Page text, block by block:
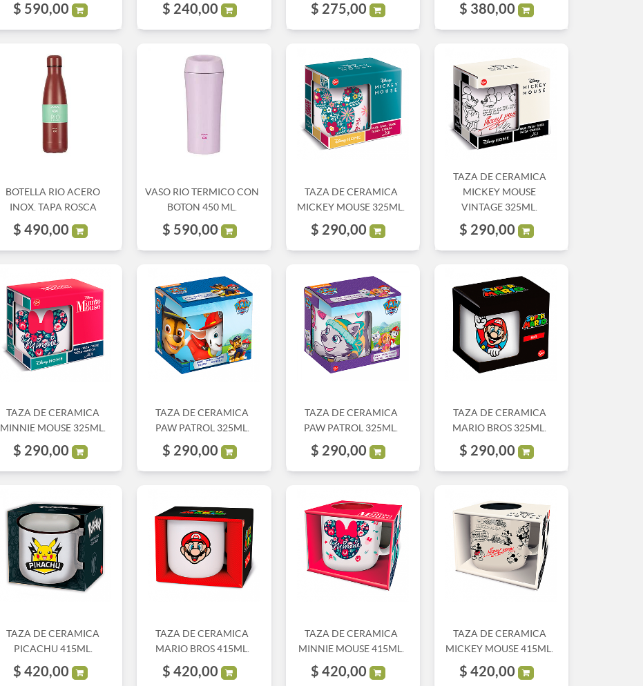
$ 590,00 $ 240,00 $ 275,00 $ 380,00
BOTELLA RIO ACERO
INOX. TAPA ROSCA
$ 490,00
VASO RIO TERMICO CON
BOTON 450 ML.
$ 590,00
TAZA DE CERAMICA
MICKEY MOUSE 325ML.
$ 290,00
TAZA DE CERAMICA
MICKEY MOUSE
VINTAGE 325ML.
$ 290,00
TAZA DE CERAMICA
MINNIE MOUSE 325ML.
$ 290,00
TAZA DE CERAMICA
PAW PATROL 325ML.
$ 290,00
TAZA DE CERAMICA
PAW PATROL 325ML.
$ 290,00
TAZA DE CERAMICA
MARIO BROS 325ML.
$ 290,00
TAZA DE CERAMICA
PICACHU 415ML.
$ 420,00
TAZA DE CERAMICA
MARIO BROS 415ML.
$ 420,00
TAZA DE CERAMICA
MINNIE MOUSE 415ML.
$420,00
TAZA DE CERAMICA
MICKEY MOUSE 415ML.
$420,00